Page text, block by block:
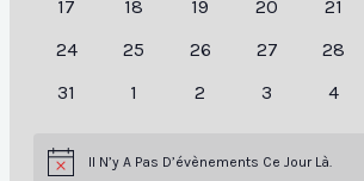
17
18 19 20 21
24
25 26 27 28
31
1 2 3 4
Notice Il N’y A Pas D’évènements Ce Jour Là.